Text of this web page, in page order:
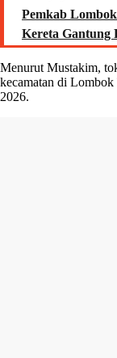
Pemkab
Kereta Gantung
Menurut Mustakim,
kecamatan di Lombok
2026.